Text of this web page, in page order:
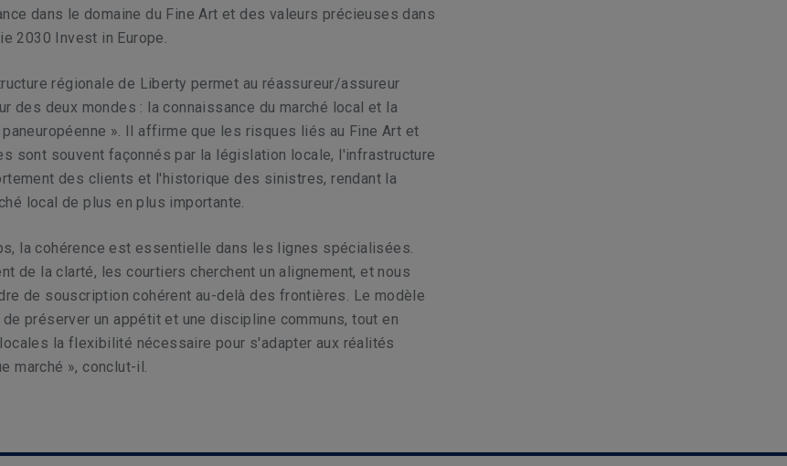
dans le domaine du Fine Art et des valeurs précieuses dans
2030 Invest in Europe.
régionale de Liberty permet au réassureur/assureur
des deux mondes : la connaissance du marché local et la
». Il affirme que les risques liés au Fine Art et
sont souvent façonnés par la législation locale, l'infrastructure
des clients et l'historique des sinistres, rendant la
local de plus en plus importante.
la cohérence est essentielle dans les lignes spécialisées.
de la clarté, les courtiers cherchent un alignement, et nous
de souscription cohérent au-delà des frontières. Le modèle
préserver un appétit et une discipline communs, tout en
la flexibilité nécessaire pour s'adapter aux réalités
marché », conclut-il.